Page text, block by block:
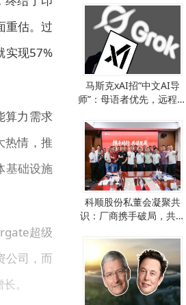
重估。过
实现57%
算力需求
热情，推
基础设施
超级
公司，而
。
马斯克xAI招“中文AI导
师”：母语者优先，远程灵
5美元
科顺股份私董会凝聚共
识：厂商携手破局，共绘